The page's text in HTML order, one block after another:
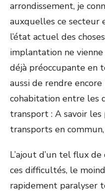
arrondissement, je
auxquelles ce secteur
l’état actuel des
implantation ne
déjà préoccupante en
aussi de rendre
cohabitation entre les
transport : A savoir les
transports en
L’ajout d’un tel flux de
ces difficultés, le
rapidement paralyser